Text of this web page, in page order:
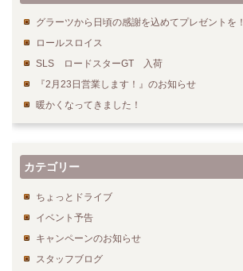
グラーツから日頃の感謝を込めてプレゼントを！
ロールスロイス
SLS ロードスターGT 入荷
『2月23日営業します！』のお知らせ
暖かくなってきました！
カテゴリー
ちょっとドライブ
イベント予告
キャンペーンのお知らせ
スタッフブログ